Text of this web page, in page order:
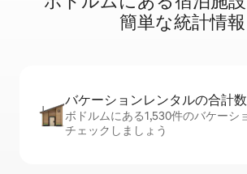
簡⁠単⁠な統⁠計⁠情⁠報
バケーションレ⁠ン⁠タ⁠ル⁠の合⁠計⁠数
ボドルムにある1,530件のバケーシ
チェックしましょう